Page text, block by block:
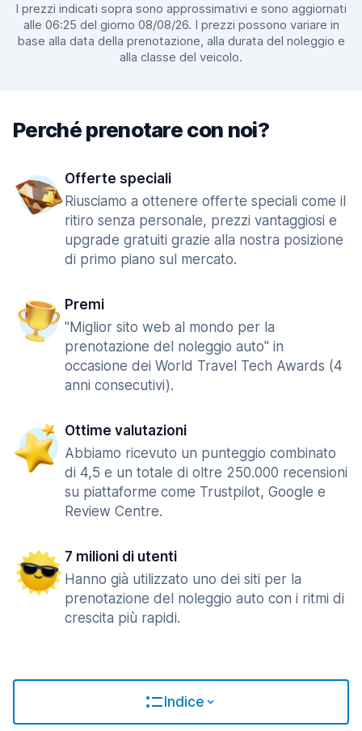
I prezzi indicati sopra sono approssimativi e sono aggiornati
alle 06:25 del giorno 08/08/26. I prezzi possono variare in
base alla data della prenotazione, alla durata del noleggio e
alla classe del veicolo.
Perché prenotare con noi?
Offerte speciali
Riusciamo a ottenere offerte speciali come il
ritiro senza personale, prezzi vantaggiosi e
upgrade gratuiti grazie alla nostra posizione
di primo piano sul mercato.
Premi
"Miglior sito web al mondo per la
prenotazione del noleggio auto" in
occasione dei World Travel Tech Awards (4
anni consecutivi).
Ottime valutazioni
Abbiamo ricevuto un punteggio combinato
di 4,5 e un totale di oltre 250.000 recensioni
su piattaforme come Trustpilot, Google e
Review Centre.
7 milioni di utenti
Hanno già utilizzato uno dei siti per la
prenotazione del noleggio auto con i ritmi di
crescita più rapidi.
Indice